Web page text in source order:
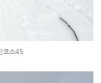
코스45